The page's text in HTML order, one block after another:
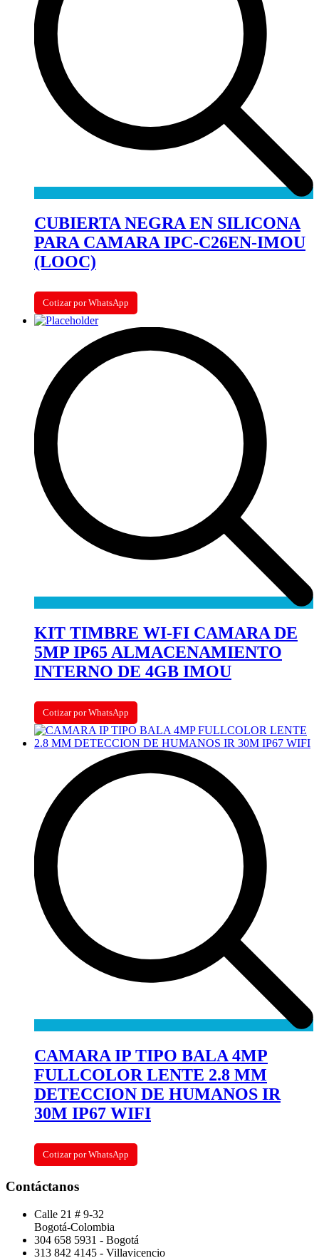
CUBIERTA NEGRA EN SILICONA
PARA CAMARA IPC-C26EN-IMOU
(LOOC)
Cotizar por WhatsApp
KIT TIMBRE WI-FI CAMARA DE
5MP IP65 ALMACENAMIENTO
INTERNO DE 4GB IMOU
Cotizar por WhatsApp
CAMARA IP TIPO BALA 4MP
FULLCOLOR LENTE 2.8 MM
DETECCION DE HUMANOS IR
30M IP67 WIFI
Cotizar por WhatsApp
Contáctanos
Calle 21 # 9-32
Bogotá-Colombia
304 658 5931 - Bogotá
313 842 4145 - Villavicencio